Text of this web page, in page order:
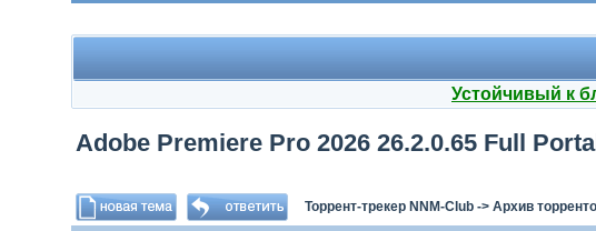
Устойчивый к
Adobe Premiere Pro 2026 26.2.0.65 Full
Торрент-трекер NNM-Club-> Архив